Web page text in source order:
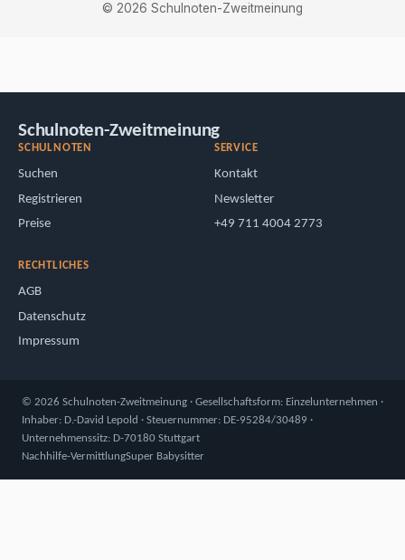
© 2026 Schulnoten-Zweitmeinung
Schulnoten-Zweitmeinung
SCHULNOTEN
Suchen
Registrieren
Preise
SERVICE
Kontakt
Newsletter
+49 711 4004 2773
RECHTLICHES
AGB
Datenschutz
Impressum
© 2026 Schulnoten-Zweitmeinung · Gesellschaftsform: Einzelunternehmen ·
Inhaber: D.-David Lepold · Steuernummer: DE-95284/30489 ·
Unternehmenssitz: D-70180 Stuttgart
Nachhilfe-VermittlungSuper Babysitter